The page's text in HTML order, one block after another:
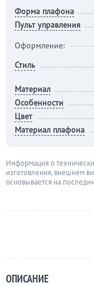
ОПИСАНИЕ
Форма плафона
Пульт управления
Оформление:
Стиль
Материал
Особенности
Цвет
Материал плафона
Информация о
изготовления, внешнем
основывается на